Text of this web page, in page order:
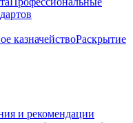
казначействоРаскрытие
и рекомендации